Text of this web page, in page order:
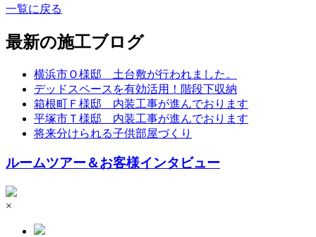
一覧に戻る
最新の施工ブログ
横浜市Ｏ様邸 土台敷が行われました。
デッドスペースを有効活用！階段下収納
箱根町Ｆ様邸 内装工事が進んでおります
平塚市Ｔ様邸 内装工事が進んでおります
将来分けられる子供部屋づくり
ルームツアー＆お客様インタビュー
×